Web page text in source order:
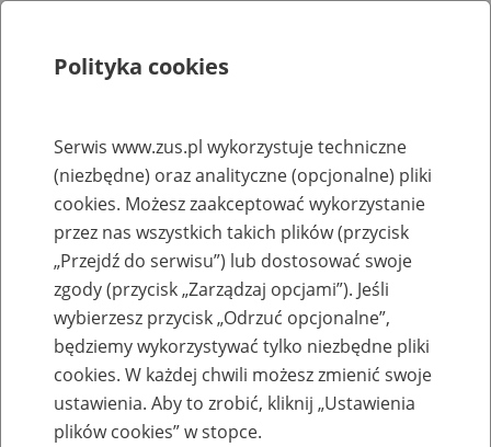
Strona główna
Rejestr zmian
2022-01-4
Zaktualizowano stronę "Przetwarzamy Twoje dane zgodnie z
RODO"
Anna Borowska
Polityka cookies
Serwis www.zus.pl wykorzystuje techniczne
(niezbędne) oraz analityczne (opcjonalne) pliki
cookies. Możesz zaakceptować wykorzystanie
przez nas wszystkich takich plików (przycisk
„Przejdź do serwisu”) lub dostosować swoje
zgody (przycisk „Zarządzaj opcjami”). Jeśli
wybierzesz przycisk „Odrzuć opcjonalne”,
będziemy wykorzystywać tylko niezbędne pliki
cookies. W każdej chwili możesz zmienić swoje
ustawienia. Aby to zrobić, kliknij „Ustawienia
plików cookies” w stopce.